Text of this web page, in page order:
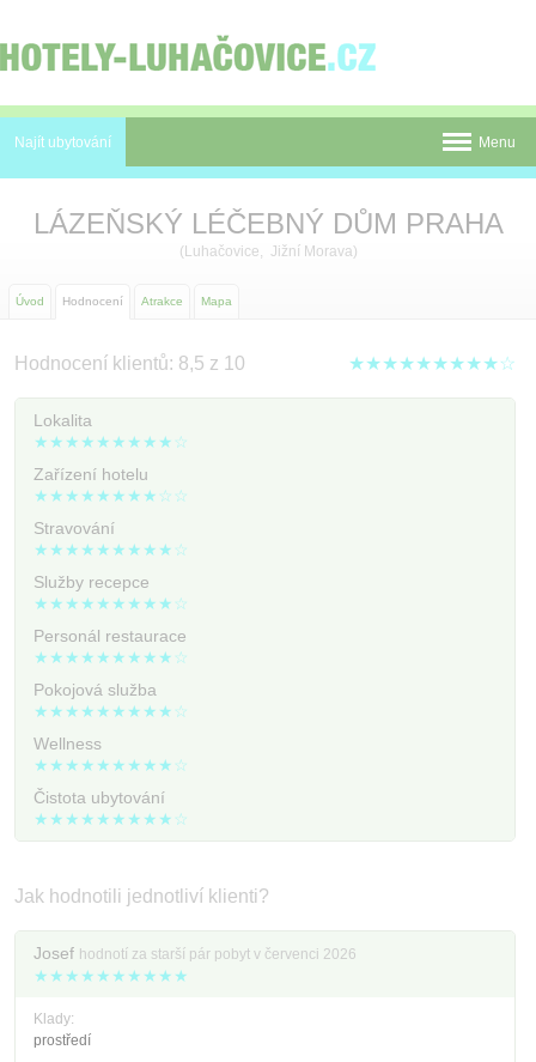
Najít ubytování
Atrakce
O nás
Kontakt
Menu
LÁZEŇSKÝ LÉČEBNÝ DŮM PRAHA
(Luhačovice, Jižní Morava)
Úvod Hodnocení Atrakce Mapa
Hodnocení klientů: 8,5 z 10 ★★★★★★★★★☆
Lokalita
★★★★★★★★★☆
Zařízení hotelu
★★★★★★★★☆☆
Stravování
★★★★★★★★★☆
Služby recepce
★★★★★★★★★☆
Personál restaurace
★★★★★★★★★☆
Pokojová služba
★★★★★★★★★☆
Wellness
★★★★★★★★★☆
Čistota ubytování
★★★★★★★★★☆
Jak hodnotili jednotliví klienti?
Josef hodnotí za starší pár pobyt v červenci 2026
★★★★★★★★★★
Klady:
prostředí